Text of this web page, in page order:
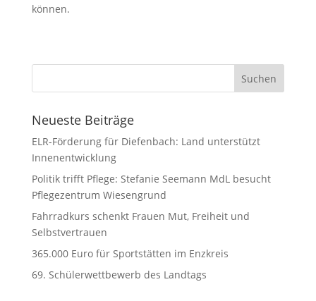
können.
Neueste Beiträge
ELR-Förderung für Diefenbach: Land unterstützt
Innenentwicklung
Politik trifft Pflege: Stefanie Seemann MdL besucht
Pflegezentrum Wiesengrund
Fahrradkurs schenkt Frauen Mut, Freiheit und
Selbstvertrauen
365.000 Euro für Sportstätten im Enzkreis
69. Schülerwettbewerb des Landtags